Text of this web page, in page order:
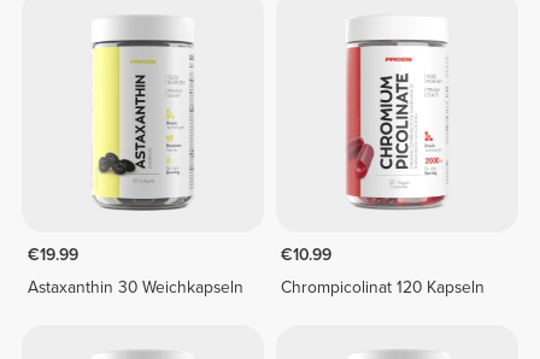
€19.99
Astaxanthin 30 Weichkapseln
€10.99
Chrompicolinat 120 Kapseln